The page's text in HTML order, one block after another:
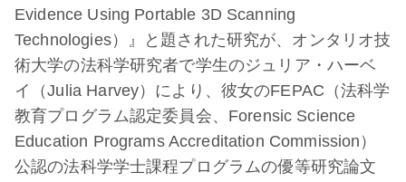
Evidence Using Portable 3D Scanning
Technologies）』と題された研究が、オンタリオ技
術大学の法科学研究者で学生のジュリア・ハーベ
イ（Julia Harvey）により、彼女のFEPAC（法科学
教育プログラム認定委員会、Forensic Science
Education Programs Accreditation Commission）
公認の法科学学士課程プログラムの優等研究論文